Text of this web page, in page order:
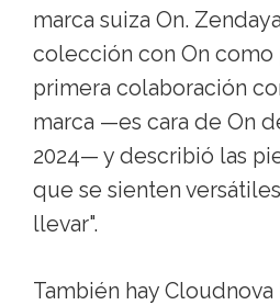
marca suiza On.
colección con On como
primera colaboración
marca —es cara de On
2024— y describió las
que se sienten
llevar".
También hay